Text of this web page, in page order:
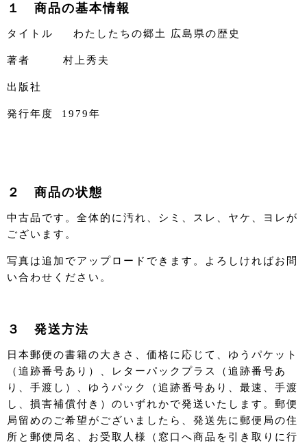
１ 商品の基本情報
タイトル わたしたちの郷土 広島県の歴史
著者 村上秀夫
出版社
発行年度 1979年
２ 商品の状態
中古品です。全体的に汚れ、シミ、スレ、ヤケ、ヨレが
ございます。
写真は追加でアップロードできます。よろしければお問
い合わせください。
３ 発送方法
日本郵便の書籍の大きさ、価格に応じて、ゆうパケット
（追跡番号あり）、レターパックプラス（追跡番号あ
り、手渡し）、ゆうパック（追跡番号あり、最速、手渡
し、損害補償付き）のいずれかで発送いたします。郵便
局留めのご希望がございましたら、発送先に郵便局の住
所と郵便局名、お受取人様（窓口へ商品を引き取りに行